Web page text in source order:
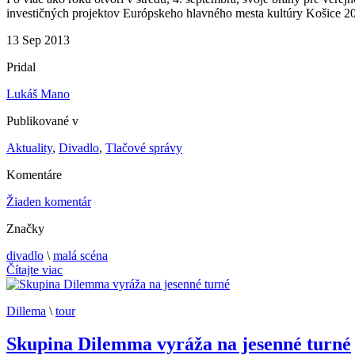
investičných projektov Európskeho hlavného mesta kultúry Košice
13 Sep 2013
Pridal
Lukáš Mano
Publikované v
Aktuality, Divadlo, Tlačové správy
Komentáre
Žiaden komentár
Značky
divadlo \ malá scéna
Čítajte viac
Dillema \ tour
Skupina Dilemma vyráža na jesenné turné